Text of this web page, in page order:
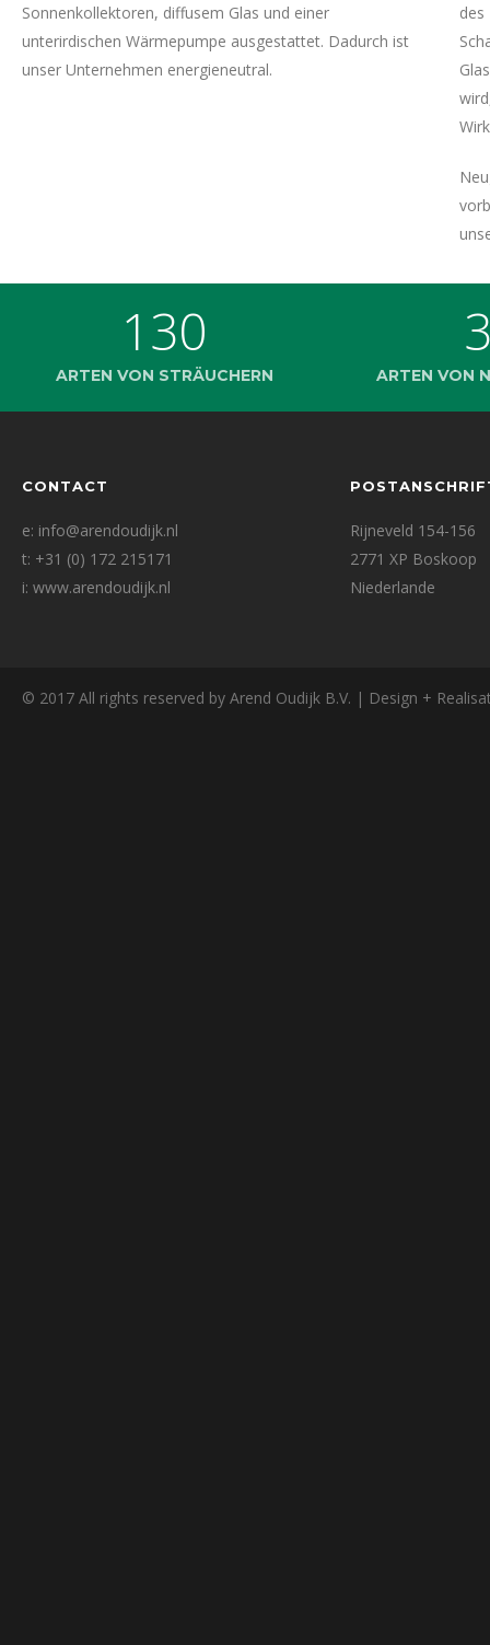
Sonnenkollektoren, diffusem Glas und einer
unterirdischen Wärmepumpe ausgestattet. Dadurch ist
unser Unternehmen energieneutral.
des
130
ARTEN VON STRÄUCHERN ARTEN VON
CONTACT
e: info@arendoudijk.nl
t: +31 (0) 172 215171
i: www.arendoudijk.nl
Rijneveld 154-156
2771 XP Boskoop
Niederlande
© 2017 All rights reserved by Arend Oudijk B.V. | Design +